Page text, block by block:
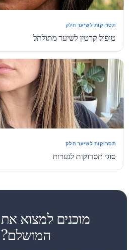
תסרוקות לשיער חלק
טיפול קרטין לשיער מתולתל
תסרוקות לשיער חלק
סוגי תסרוקות לנערות
מוכנים למצוא
המושלם?